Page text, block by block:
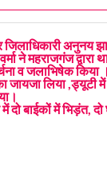
जिलाधिकारी अनुनय
ने महराजगंज द्वारा
व जलाभिषेक
जायजा लिया ,ड्यूटी
में दो बाईकों में भिड़ंत,